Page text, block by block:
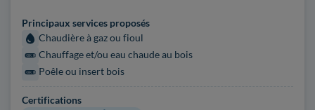
Principaux services proposés
Chaudière à gaz ou fioul
Chauffage et/ou eau chaude au bois
Poêle ou insert bois
Certifications